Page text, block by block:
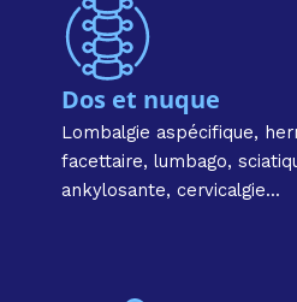
Dos et nuque
Lombalgie aspécifique,
facettaire, lumbago,
ankylosante, cervicalgie...